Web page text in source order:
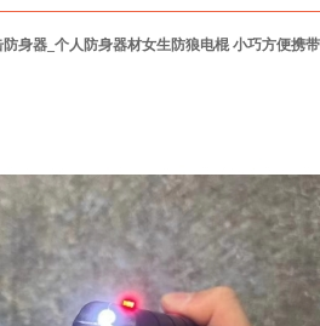
身器_个人防身器材女生防狼电棍 小巧方便携